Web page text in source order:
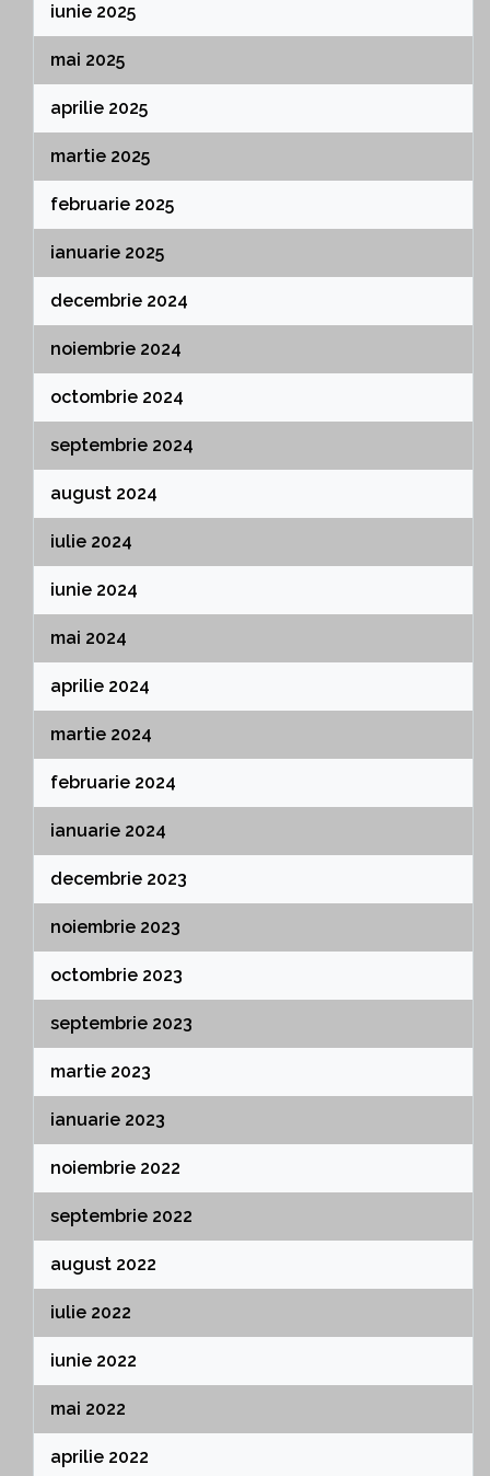
iunie 2025
mai 2025
aprilie 2025
martie 2025
februarie 2025
ianuarie 2025
decembrie 2024
noiembrie 2024
octombrie 2024
septembrie 2024
august 2024
iulie 2024
iunie 2024
mai 2024
aprilie 2024
martie 2024
februarie 2024
ianuarie 2024
decembrie 2023
noiembrie 2023
octombrie 2023
septembrie 2023
martie 2023
ianuarie 2023
noiembrie 2022
septembrie 2022
august 2022
iulie 2022
iunie 2022
mai 2022
aprilie 2022